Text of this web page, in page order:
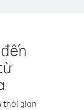
thời gian